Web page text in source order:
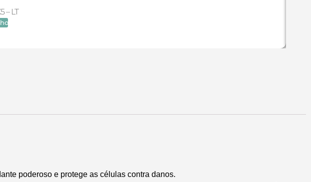
– LT
poderoso e protege as células contra danos.